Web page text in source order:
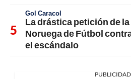
Gol Caracol
La drástica petición de
Noruega de Fútbol
el escándalo
PUBLICIDAD